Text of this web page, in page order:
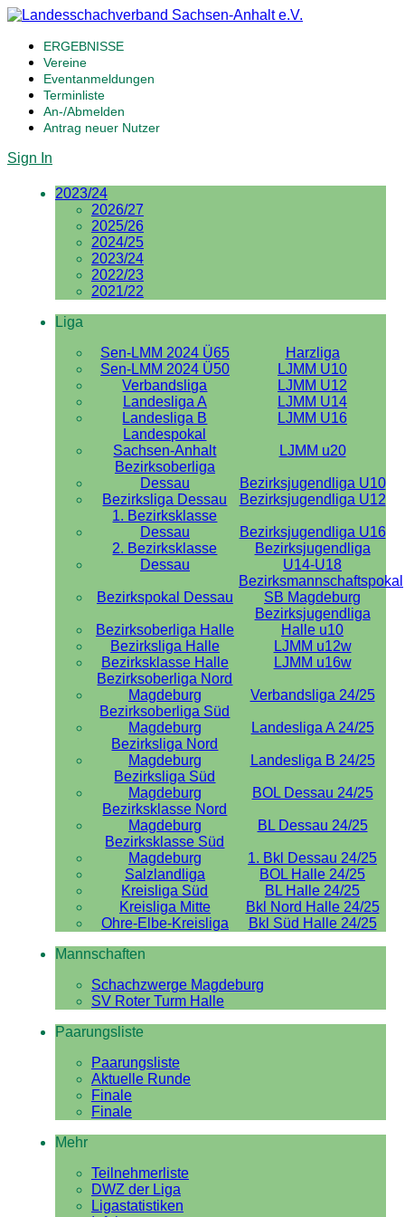
ERGEBNISSE
Vereine
Eventanmeldungen
Terminliste
An-/Abmelden
Antrag neuer Nutzer
Sign In
2023/24
2026/27
2025/26
2024/25
2023/24
2022/23
2021/22
Liga
Sen-LMM 2024 Ü65
Harzliga
Sen-LMM 2024 Ü50
LJMM U10
Verbandsliga
LJMM U12
Landesliga A
LJMM U14
Landesliga B
LJMM U16
Landespokal
Sachsen-Anhalt
LJMM u20
Bezirksoberliga
Dessau
Bezirksjugendliga U10
Bezirksliga Dessau
Bezirksjugendliga U12
1. Bezirksklasse
Dessau
Bezirksjugendliga U16
2. Bezirksklasse
Dessau
Bezirksjugendliga
U14-U18
Bezirkspokal Dessau
Bezirksmannschaftspokal
SB Magdeburg
Bezirksoberliga Halle
Bezirksjugendliga
Halle u10
Bezirksliga Halle
LJMM u12w
Bezirksklasse Halle
LJMM u16w
Bezirksoberliga Nord
Magdeburg
Verbandsliga 24/25
Bezirksoberliga Süd
Magdeburg
Landesliga A 24/25
Bezirksliga Nord
Magdeburg
Landesliga B 24/25
Bezirksliga Süd
Magdeburg
BOL Dessau 24/25
Bezirksklasse Nord
Magdeburg
BL Dessau 24/25
Bezirksklasse Süd
Magdeburg
1. Bkl Dessau 24/25
Salzlandliga
BOL Halle 24/25
Kreisliga Süd
BL Halle 24/25
Kreisliga Mitte
Bkl Nord Halle 24/25
Ohre-Elbe-Kreisliga
Bkl Süd Halle 24/25
Mannschaften
Schachzwerge Magdeburg
SV Roter Turm Halle
Paarungsliste
Paarungsliste
Aktuelle Runde
Finale
Finale
Mehr
Teilnehmerliste
DWZ der Liga
Ligastatistiken